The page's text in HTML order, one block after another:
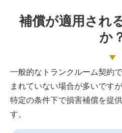
補償が適用され
か
一般的なトランクルーム契約
まれていない場合が多いです
特定の条件下で損害補償を提
す。